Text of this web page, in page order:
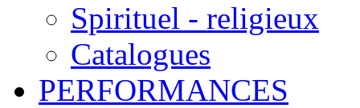
Spirituel - religieux
Catalogues
PERFORMANCES